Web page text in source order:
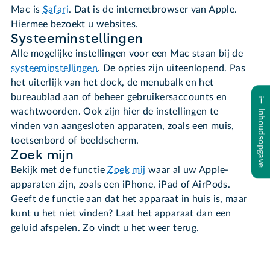
Mac is Safari. Dat is de internetbrowser van Apple.
Hiermee bezoekt u websites.
Systeeminstellingen
Alle mogelijke instellingen voor een Mac staan bij de
systeeminstellingen. De opties zijn uiteenlopend. Pas
het uiterlijk van het dock, de menubalk en het
bureaublad aan of beheer gebruikersaccounts en
wachtwoorden. Ook zijn hier de instellingen te
vinden van aangesloten apparaten, zoals een muis,
toetsenbord of beeldscherm.
Zoek mijn
Bekijk met de functieZoek mij waar al uw Apple-
apparaten zijn, zoals een iPhone, iPad of AirPods.
Geeft de functie aan dat het apparaat in huis is, maar
kunt u het niet vinden? Laat het apparaat dan een
geluid afspelen. Zo vindt u het weer terug.
Inhoudsopgave